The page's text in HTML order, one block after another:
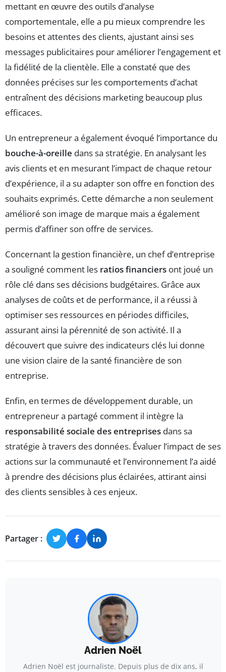
mettant en œuvre des outils d’analyse
comportementale, elle a pu mieux comprendre les
besoins et attentes des clients, ajustant ainsi ses
messages publicitaires pour améliorer l’engagement et
la fidélité de la clientèle. Elle a constaté que des
données précises sur les comportements d’achat
entraînent des décisions marketing beaucoup plus
efficaces.
Un entrepreneur a également évoqué l’importance du
bouche-à-oreille dans sa stratégie. En analysant les
avis clients et en mesurant l’impact de chaque retour
d’expérience, il a su adapter son offre en fonction des
souhaits exprimés. Cette démarche a non seulement
amélioré son image de marque mais a également
permis d’affiner son offre de services.
Concernant la gestion financière, un chef d’entreprise
a souligné comment les ratios financiers ont joué un
rôle clé dans ses décisions budgétaires. Grâce aux
analyses de coûts et de performance, il a réussi à
optimiser ses ressources en périodes difficiles,
assurant ainsi la pérennité de son activité. Il a
découvert que suivre des indicateurs clés lui donne
une vision claire de la santé financière de son
entreprise.
Enfin, en termes de développement durable, un
entrepreneur a partagé comment il intègre la
responsabilité sociale des entreprises dans sa
stratégie à travers des données. Évaluer l’impact de ses
actions sur la communauté et l’environnement l’a aidé
à prendre des décisions plus éclairées, attirant ainsi
des clients sensibles à ces enjeux.
Partager :
Adrien Noël
Adrien Noël est journaliste. Depuis plus de dix ans, il